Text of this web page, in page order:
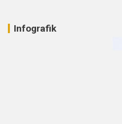
Infografik